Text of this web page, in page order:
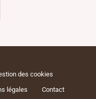
des cookies
légales Contact